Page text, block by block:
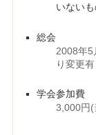
いない
総会
2008年5
り変更
学会参加費
3,000円(